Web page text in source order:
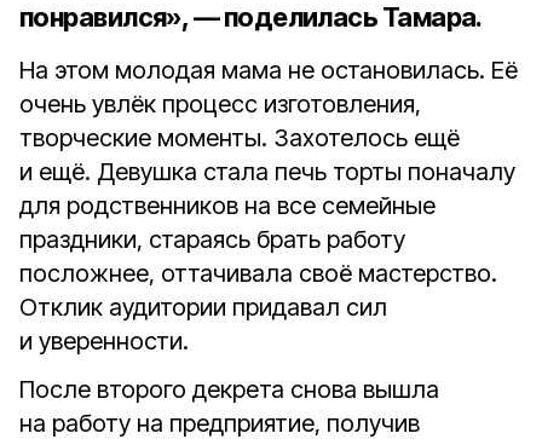
понравился», — поделилась Тамара.
На этом молодая мама не остановилась. Её
очень увлёк процесс изготовления,
творческие моменты. Захотелось ещё
и ещё. Девушка стала печь торты поначалу
для родственников на все семейные
праздники, стараясь брать работу
посложнее, оттачивала своё мастерство.
Отклик аудитории придавал сил
и уверенности.
После второго декрета снова вышла
на работу на предприятие, получив